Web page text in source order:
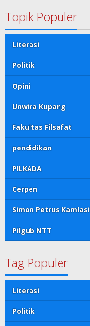
Topik Populer
Literasi
Politik
Opini
Unwira Kupang
Fakultas Filsafat
pendidikan
PILKADA
Cerpen
Simon Petrus Kamlasi
Pilgub NTT
Tag Populer
Literasi
Politik